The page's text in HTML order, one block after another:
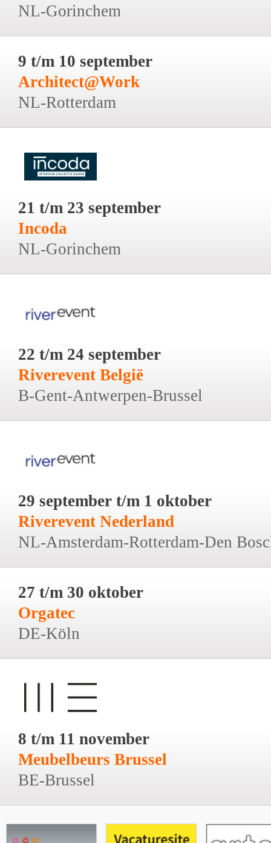
NL-Gorinchem
9 t/m 10 september
Architect@Work
NL-Rotterdam
21 t/m 23 september
Incoda
NL-Gorinchem
22 t/m 24 september
Riverevent België
B-Gent-Antwerpen-Brussel
29 september t/m 1 oktober
Riverevent Nederland
NL-Amsterdam-Rotterdam-Den
27 t/m 30 oktober
Orgatec
DE-Köln
8 t/m 11 november
Meubelbeurs Brussel
BE-Brussel